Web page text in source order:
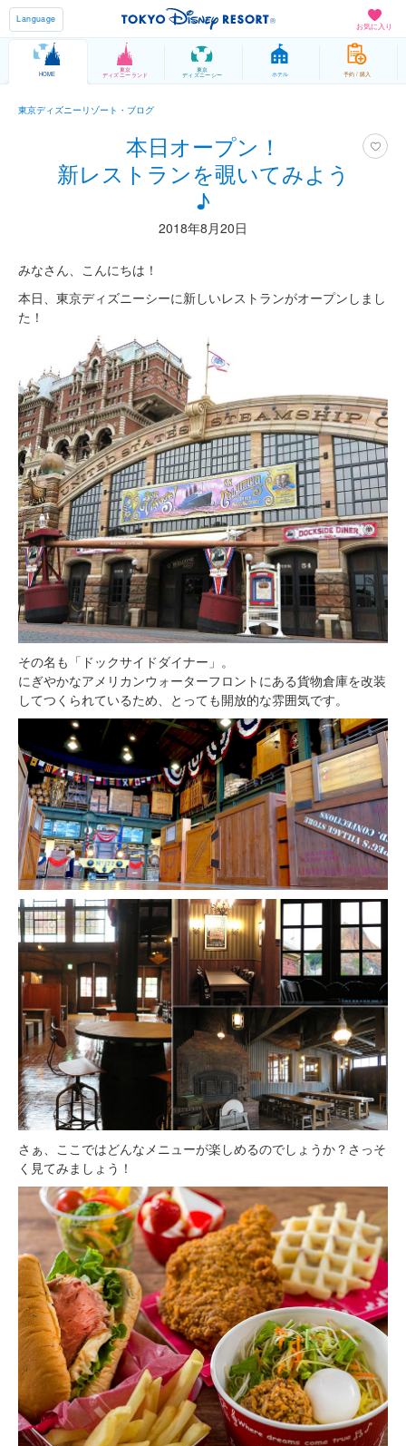
お気に入り
Language
HOME
東京
ディズニーランド
東京
ディズニーシー ホテル 予約 / 購入
東京ディズニーリゾート・ブログ
本日オープン！
新レストランを覗いてみよう
♪
2018年8月20日
みなさん、こんにちは！
本日、東京ディズニーシーに新しいレストランがオープンしまし
た！
その名も「ドックサイドダイナー」。
にぎやかなアメリカンウォーターフロントにある貨物倉庫を改装
してつくられているため、とっても開放的な雰囲気です。
さぁ、ここではどんなメニューが楽しめるのでしょうか？さっそ
く見てみましょう！